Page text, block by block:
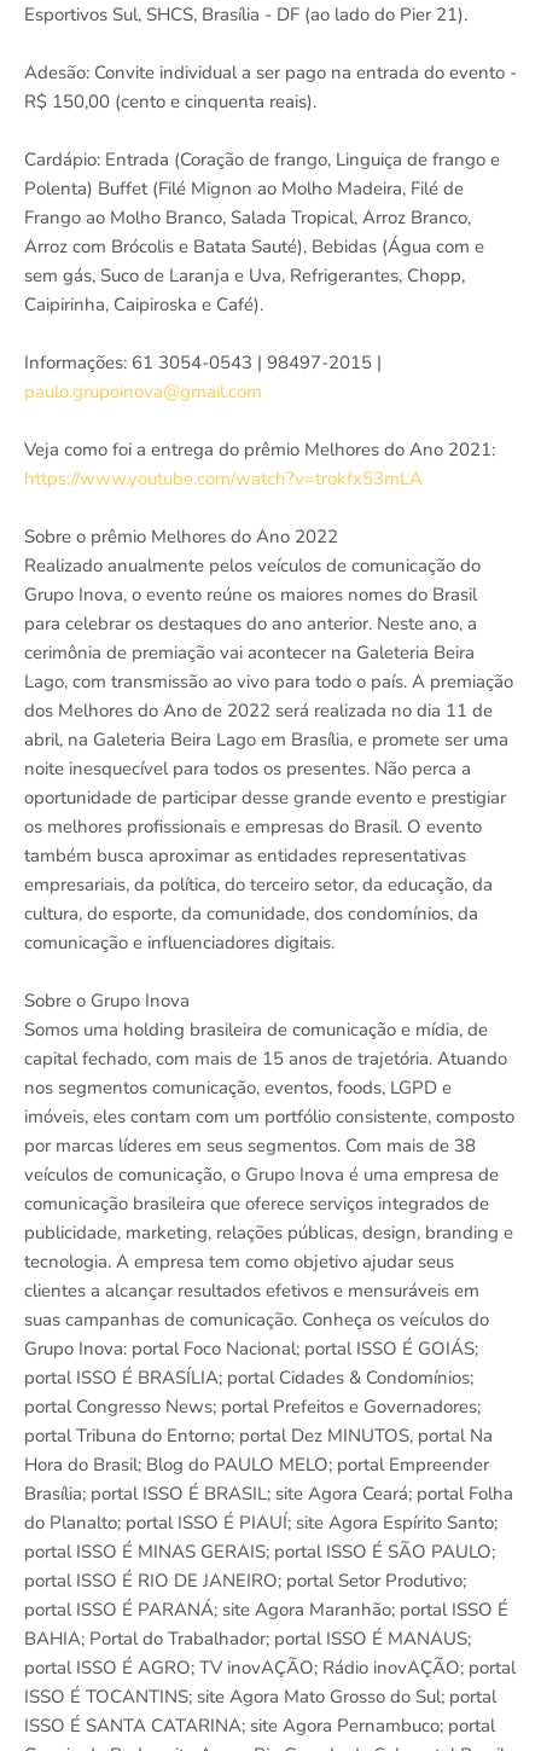
Esportivos Sul, SHCS, Brasília - DF (ao lado do Pier 21).
Adesão: Convite individual a ser pago na entrada do evento -
R$ 150,00 (cento e cinquenta reais).
Cardápio: Entrada (Coração de frango, Linguiça de frango e
Polenta) Buffet (Filé Mignon ao Molho Madeira, Filé de
Frango ao Molho Branco, Salada Tropical, Arroz Branco,
Arroz com Brócolis e Batata Sauté), Bebidas (Água com e
sem gás, Suco de Laranja e Uva, Refrigerantes, Chopp,
Caipirinha, Caipiroska e Café).
Informações: 61 3054-0543 | 98497-2015 |
paulo.grupoinova@gmail.com
Veja como foi a entrega do prêmio Melhores do Ano 2021:
https://www.youtube.com/watch?v=trokfx53mLA
Sobre o prêmio Melhores do Ano 2022
Realizado anualmente pelos veículos de comunicação do
Grupo Inova, o evento reúne os maiores nomes do Brasil
para celebrar os destaques do ano anterior. Neste ano, a
cerimônia de premiação vai acontecer na Galeteria Beira
Lago, com transmissão ao vivo para todo o país. A premiação
dos Melhores do Ano de 2022 será realizada no dia 11 de
abril, na Galeteria Beira Lago em Brasília, e promete ser uma
noite inesquecível para todos os presentes. Não perca a
oportunidade de participar desse grande evento e prestigiar
os melhores profissionais e empresas do Brasil. O evento
também busca aproximar as entidades representativas
empresariais, da política, do terceiro setor, da educação, da
cultura, do esporte, da comunidade, dos condomínios, da
comunicação e influenciadores digitais.
Sobre o Grupo Inova
Somos uma holding brasileira de comunicação e mídia, de
capital fechado, com mais de 15 anos de trajetória. Atuando
nos segmentos comunicação, eventos, foods, LGPD e
imóveis, eles contam com um portfólio consistente, composto
por marcas líderes em seus segmentos. Com mais de 38
veículos de comunicação, o Grupo Inova é uma empresa de
comunicação brasileira que oferece serviços integrados de
publicidade, marketing, relações públicas, design, branding e
tecnologia. A empresa tem como objetivo ajudar seus
clientes a alcançar resultados efetivos e mensuráveis em
suas campanhas de comunicação. Conheça os veículos do
Grupo Inova: portal Foco Nacional; portal ISSO É GOIÁS;
portal ISSO É BRASÍLIA; portal Cidades & Condomínios;
portal Congresso News; portal Prefeitos e Governadores;
portal Tribuna do Entorno; portal Dez MINUTOS, portal Na
Hora do Brasil; Blog do PAULO MELO; portal Empreender
Brasília; portal ISSO É BRASIL; site Agora Ceará; portal Folha
do Planalto; portal ISSO É PIAUÍ; site Agora Espírito Santo;
portal ISSO É MINAS GERAIS; portal ISSO É SÃO PAULO;
portal ISSO É RIO DE JANEIRO; portal Setor Produtivo;
portal ISSO É PARANÁ; site Agora Maranhão; portal ISSO É
BAHIA; Portal do Trabalhador; portal ISSO É MANAUS;
portal ISSO É AGRO; TV inovAÇÃO; Rádio inovAÇÃO; portal
ISSO É TOCANTINS; site Agora Mato Grosso do Sul; portal
ISSO É SANTA CATARINA; site Agora Pernambuco; portal